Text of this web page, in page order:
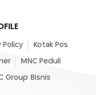
Policy Kotak Pos
MNC Peduli
Group Bisnis